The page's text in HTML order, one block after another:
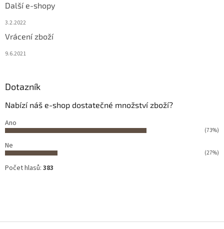
Další e-shopy
3.2.2022
Vrácení zboží
9.6.2021
Dotazník
Nabízí náš e-shop dostatečné množství zboží?
Ano
(73%)
Ne
(27%)
Počet hlasů: 383